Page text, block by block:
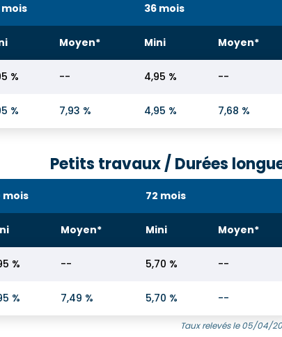
mois 36 mois
Moyen* Mini Moyen*
% -- 4,95 % --
% 7,93 % 4,95 % 7,68 %
Petits travaux / Durées
mois 72 mois
Moyen* Mini Moyen*
% -- 5,70 % --
% 7,49 % 5,70 % --
Taux relevés le 05/04/